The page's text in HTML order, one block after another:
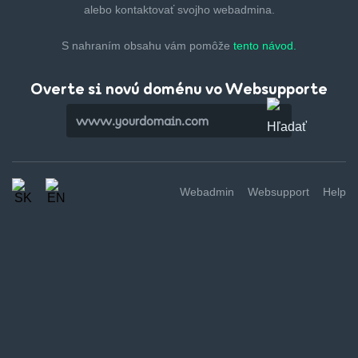
alebo kontaktovať svojho webadmina.
S nahraním obsahu vám pomôže tento návod.
Overte si novú doménu vo Websupporte
Webadmin Websupport Help